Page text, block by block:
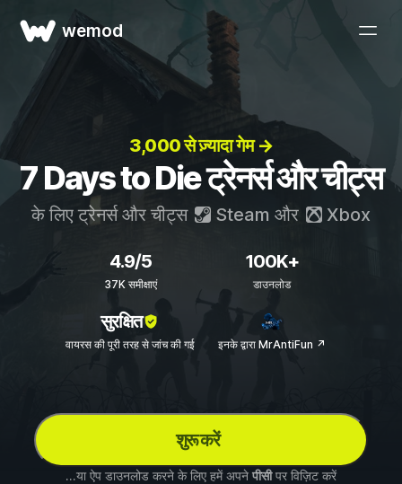
wemod
3,000 से ज़्यादा गेम →
7 Days to Die ट्रेनर्स और चीट्स
के लिए ट्रेनर्स और चीट्स Steam और Xbox
4.9/5
37K समीक्षाएं
100K+
डाउनलोड
सुरक्षित
वायरस की पूरी तरह से जांच की गई इनके द्वारा MrAntiFun ↗
शुरू करें
...या ऐप डाउनलोड करने के लिए हमें अपने पीसीपर विज़िट करें